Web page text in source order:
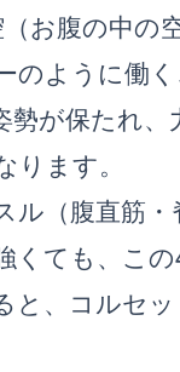
お腹の中の
のように働
勢が保たれ、
ます。
ル（腹直筋・
くても、こ
と、コルセ